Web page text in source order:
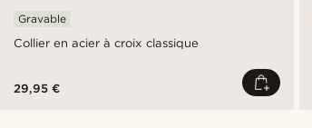
Collier en acier à croix classique
Gravable
29,95 €